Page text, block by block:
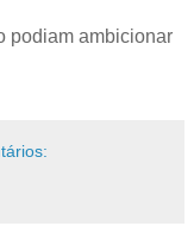
podiam ambicionar